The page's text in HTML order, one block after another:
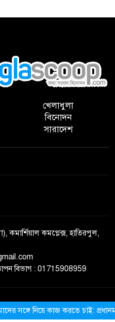
খেলাধুলা
বিনোদন
সারাদেশ
কমার্শিয়াল কমপ্লেক্স, হাতিরপুল,
বিভাগ : 01715908959
© BanglaScoop
BYThemesBazar.com
কাজ করতে চাই: প্রধানমন্ত্রী